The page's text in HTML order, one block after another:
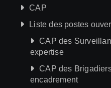
CAP
Liste des postes
CAP des
expertise
CAP des
encadrement